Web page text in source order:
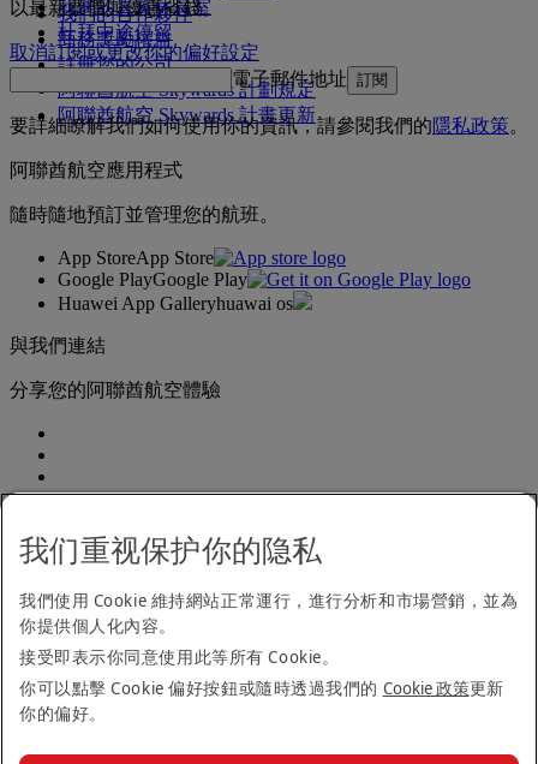
我們的貴賓休息室
杜拜中途停留
我們的合作夥伴
商務獎勵權益
註冊您的公司
阿聯酋航空 Skywards 計劃規定
阿聯酋航空 Skywards 計畫更新
以最新票價與優惠省錢。
取消訂閱或更改你的偏好設定
電子郵件地址 訂閱
要詳細瞭解我們如何使用你的資訊，請參閱我們的隱私政策。
阿聯酋航空應用程式
隨時隨地預訂並管理您的航班。
App StoreApp Store
Google PlayGoogle Play
Huawei App Galleryhuawai os
與我們連結
分享您的阿聯酋航空體驗
無障礙聲明
聯絡我們
隱私政策
規則與條款
Cookie 政策
《現代反奴隸制度法案》透明化聲明
我们重视保护你的隐私
我們使用 Cookie 維持網站正常運行，進行分析和市場營銷，並為
你提供個人化內容。
接受即表示你同意使用此等所有 Cookie。
你可以點擊 Cookie 偏好按鈕或隨時透過我們的 Cookie 政策更新
你的偏好。